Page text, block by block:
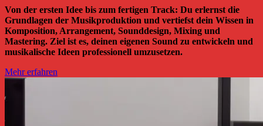
Von der ersten Idee bis zum fertigen Track: Du erlernst die
Grundlagen der Musikproduktion und vertiefst dein Wissen in
Komposition, Arrangement, Sounddesign, Mixing und
Mastering. Ziel ist es, deinen eigenen Sound zu entwickeln und
musikalische Ideen professionell umzusetzen.
Mehr erfahren